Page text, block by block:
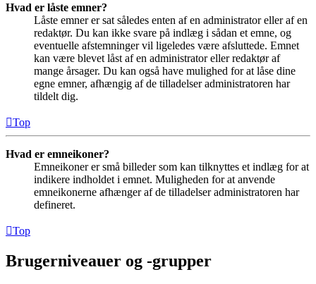
Hvad er låste emner?
Låste emner er sat således enten af en administrator eller af en
redaktør. Du kan ikke svare på indlæg i sådan et emne, og
eventuelle afstemninger vil ligeledes være afsluttede. Emnet
kan være blevet låst af en administrator eller redaktør af
mange årsager. Du kan også have mulighed for at låse dine
egne emner, afhængig af de tilladelser administratoren har
tildelt dig.
Top
Hvad er emneikoner?
Emneikoner er små billeder som kan tilknyttes et indlæg for at
indikere indholdet i emnet. Muligheden for at anvende
emneikonerne afhænger af de tilladelser administratoren har
defineret.
Top
Brugerniveauer og -grupper